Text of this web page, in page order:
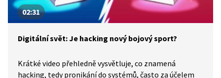
02:31
Digitální svět: Je hacking nový bojový sport?
Krátké video přehledně vysvětluje, co znamená
hacking, tedy pronikání do systémů, často za účelem